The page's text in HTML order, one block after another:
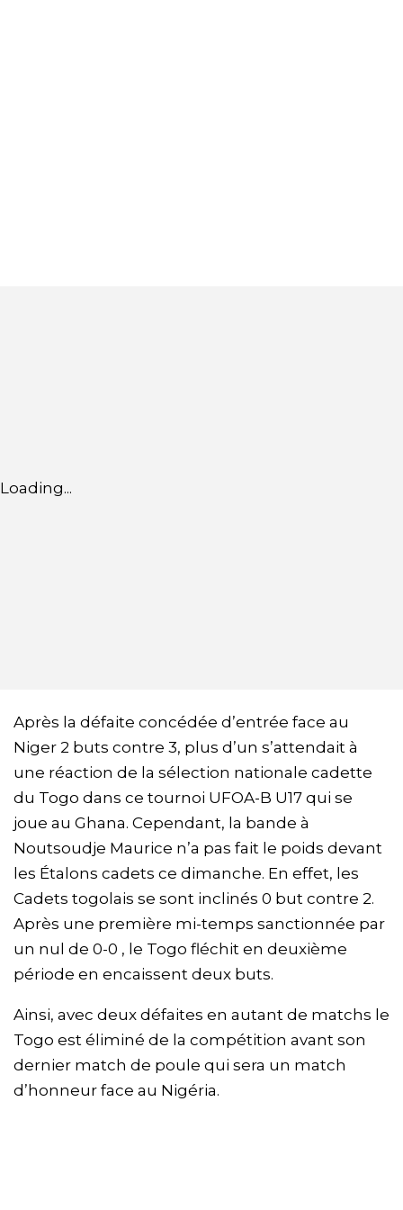
Loading...
Après la défaite concédée d’entrée face au
Niger 2 buts contre 3, plus d’un s’attendait à
une réaction de la sélection nationale cadette
du Togo dans ce tournoi UFOA-B U17 qui se
joue au Ghana. Cependant, la bande à
Noutsoudje Maurice n’a pas fait le poids devant
les Étalons cadets ce dimanche. En effet, les
Cadets togolais se sont inclinés 0 but contre 2.
Après une première mi-temps sanctionnée par
un nul de 0-0 , le Togo fléchit en deuxième
période en encaissent deux buts.
Ainsi, avec deux défaites en autant de matchs le
Togo est éliminé de la compétition avant son
dernier match de poule qui sera un match
d’honneur face au Nigéria.